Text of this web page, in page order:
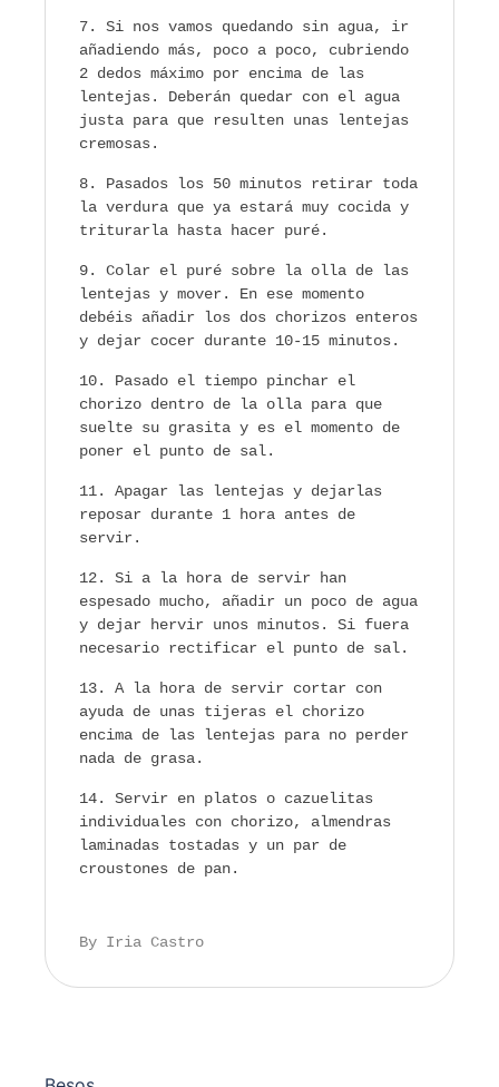
Si nos vamos quedando sin agua, ir
añadiendo más, poco a poco, cubriendo
2 dedos máximo por encima de las
lentejas. Deberán quedar con el agua
justa para que resulten unas lentejas
cremosas.
Pasados los 50 minutos retirar toda
la verdura que ya estará muy cocida y
triturarla hasta hacer puré.
Colar el puré sobre la olla de las
lentejas y mover. En ese momento
debéis añadir los dos chorizos enteros
y dejar cocer durante 10-15 minutos.
Pasado el tiempo pinchar el
chorizo dentro de la olla para que
suelte su grasita y es el momento de
poner el punto de sal.
Apagar las lentejas y dejarlas
reposar durante 1 hora antes de
servir.
Si a la hora de servir han
espesado mucho, añadir un poco de agua
y dejar hervir unos minutos. Si fuera
necesario rectificar el punto de sal.
A la hora de servir cortar con
ayuda de unas tijeras el chorizo
encima de las lentejas para no perder
nada de grasa.
Servir en platos o cazuelitas
individuales con chorizo, almendras
laminadas tostadas y un par de
croustones de pan.
By Iria Castro